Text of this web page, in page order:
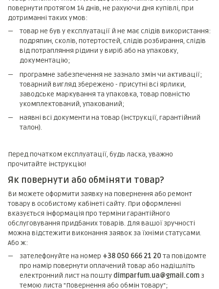
повернути протягом 14 днів, не рахуючи дня купівлі, при
дотриманні таких умов:
товар не був у експлуатації й не має слідів використання:
подряпин, сколів, потертостей, слідів розбирання, слідів
від потрапляння рідини у виріб або на упаковку,
документацію;
програмне забезпечення не зазнало змін чи активації;
товарний вигляд збережено - присутні всі ярлики,
заводське маркування та упаковка, товар повністю
укомплектований, упакований;
наявні всі документи на товар (інструкції, гарантійний
талон).
Перед початком експлуатації, будь ласка, уважно
прочитайте інструкцію!
Як повернути або обміняти товар?
Ви можете оформити заявку на повернення або ремонт
товару в особистому кабінеті сайту. При оформленні
вказується інформація про терміни гарантійного
обслуговування придбаних товарів. Для вашої зручності
можна відстежити виконання заявок за їхніми статусами.
Або ж:
зателефонуйте на номер +38 050 666 21 20 та повідомте
про намір повернути оплачений товар або надішліть
електронний лист на пошту dimparfum.ua@gmail.com з
темою листа "Повернення або обмін товару";